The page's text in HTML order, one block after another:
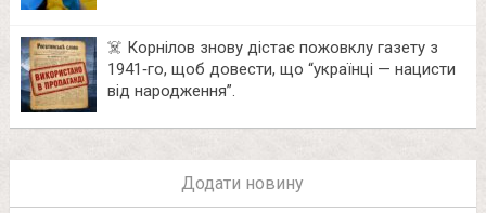
☠️ Корнілов знову дістає пожовклу газету з
1941‑го, щоб довести, що “українці — нацисти
від народження”.
Додати новину